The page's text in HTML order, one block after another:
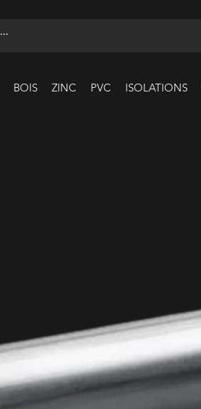
BOIS ZINC PVC ISOLATIONS